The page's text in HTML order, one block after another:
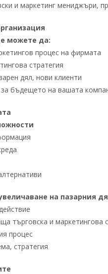
и маркетинг мениджъри,
можете да:
процес на фирмата
стратегия
дял, нови клиенти
бъдещето на вашата
на пазарния
търговска и маркетингова
процес
стратегия